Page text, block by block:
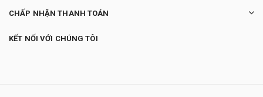
CHẤP NHẬN THANH TOÁN
KẾT NỐI VỚI CHÚNG TÔI